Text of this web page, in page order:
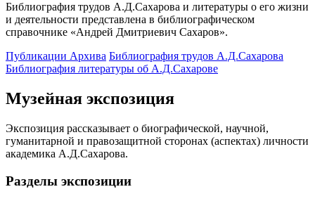
Библиография трудов А.Д.Сахарова и литературы о его жизни
и деятельности представлена в библиографическом
справочнике «Андрей Дмитриевич Сахаров».
Публикации Архива Библиография трудов А.Д.Сахарова
Библиография литературы об А.Д.Сахарове
Музейная экспозиция
Экспозиция рассказывает о биографической, научной,
гуманитарной и правозащитной сторонах (аспектах) личности
академика А.Д.Сахарова.
Разделы экспозиции